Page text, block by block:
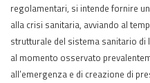
regolamentari, si intende fornire
alla crisi sanitaria, avviando al
strutturale del sistema sanitario
al momento osservato
all’emergenza e di creazione di